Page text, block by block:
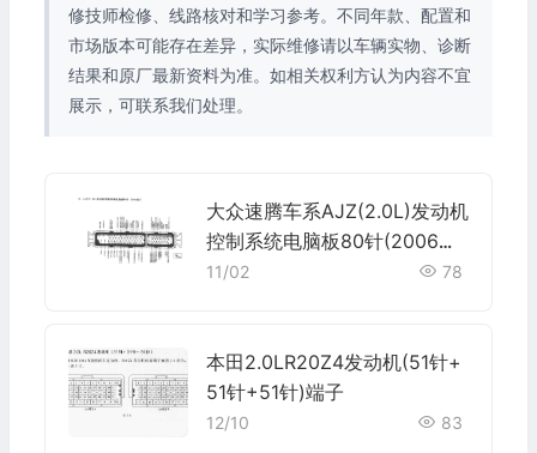
修技师检修、线路核对和学习参考。不同年款、配置和
市场版本可能存在差异，实际维修请以车辆实物、诊断
结果和原厂最新资料为准。如相关权利方认为内容不宜
展示，可联系我们处理。
大众速腾车系AJZ(2.0L)发动机
控制系统电脑板80针(2006款)
端子
11/02 78
本田2.0LR20Z4发动机(51针+
51针+51针)端子
12/10 83